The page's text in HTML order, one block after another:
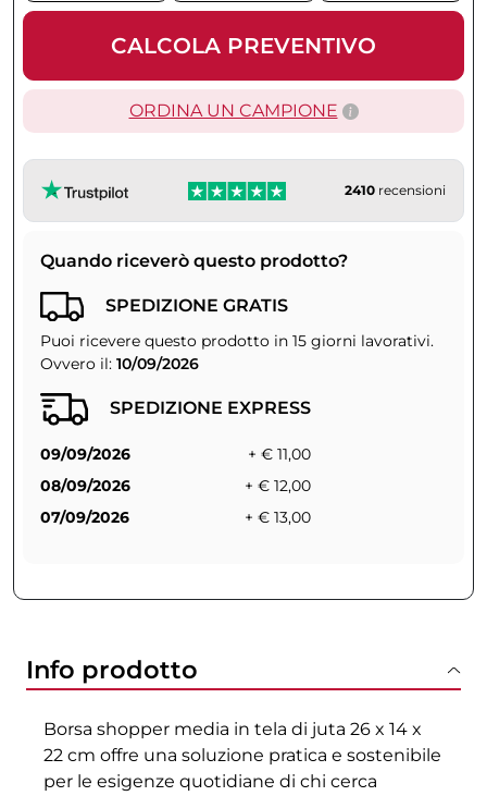
CALCOLA PREVENTIVO
ORDINA UN CAMPIONE
2410 recensioni
Quando riceverò questo prodotto?
SPEDIZIONE GRATIS
Puoi ricevere questo prodotto in 15 giorni lavorativi.
Ovvero il: 10/09/2026
SPEDIZIONE EXPRESS
09/09/2026
+ € 11,00
08/09/2026
+ € 12,00
07/09/2026
+ € 13,00
Info prodotto
Borsa shopper media in tela di juta 26 x 14 x
22 cm offre una soluzione pratica e sostenibile
per le esigenze quotidiane di chi cerca